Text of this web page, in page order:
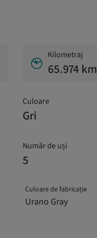
Kilometraj
65.974 km
Culoare
Gri
Număr de uși
5
Culoare de fabricație
Urano Gray